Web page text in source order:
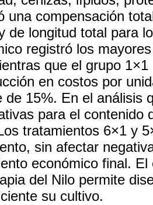
una compensación
de longitud total para
registró los
que el grupo
en costos por
de 15%. En el análisis
para el contenido
tratamientos 6×1 y
sin afectar
económico final.
del Nilo permite
su cultivo.